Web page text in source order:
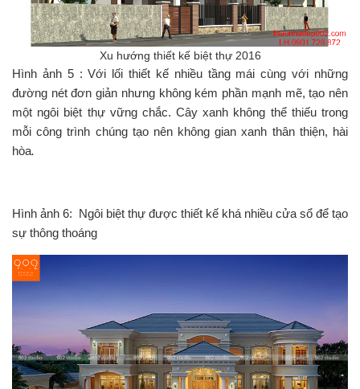
Xu hướng thiết kế biệt thự 2016
Hình ảnh 5 : Với lối thiết kế nhiều tầng mái cùng với những
đường nét đơn giản nhưng không kém phần mạnh mẽ, tạo nên
một ngôi biệt thự vững chắc. Cây xanh không thể thiếu trong
mỗi công trình chúng tạo nên không gian xanh thân thiện, hài
hòa.
Hình ảnh 6: Ngôi biệt thự được thiết kế khá nhiều cửa sổ để tạo
sự thông thoáng